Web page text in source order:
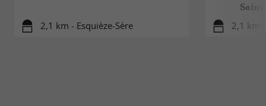
2,1 km - Esquièze-Sère 2,1 km